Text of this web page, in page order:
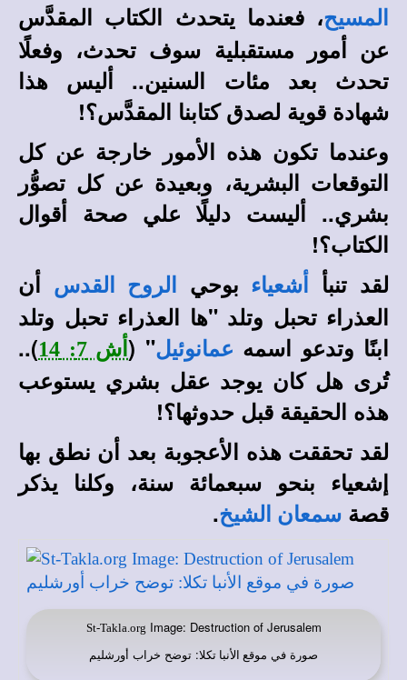
المسيح، فعندما يتحدث الكتاب المقدَّس
عن أمور مستقبلية سوف تحدث، وفعلًا
تحدث بعد مئات السنين.. أليس هذا
شهادة قوية لصدق كتابنا المقدَّس؟!
وعندما تكون هذه الأمور خارجة عن كل
التوقعات البشرية، وبعيدة عن كل تصوُّر
بشري.. أليست دليلًا علي صحة أقوال
الكتاب؟!
لقد تنبأ
أشعياء بوحي الروح القدس أن
العذراء تحبل وتلد "ها العذراء تحبل وتلد
ابنًا وتدعو اسمه عمانوئيل" ( أش 7: 14
)..
تُرى هل كان يوجد عقل بشري يستوعب
هذه الحقيقة قبل حدوثها؟!
لقد تحققت هذه الأعجوبة بعد أن نطق بها
إشعياء بنحو سبعمائة سنة، وكلنا يذكر
قصة سمعان الشيخ.
St-Takla.org Image: Destruction of Jerusalem
صورة في موقع الأنبا تكلا: توضح خراب أورشليم